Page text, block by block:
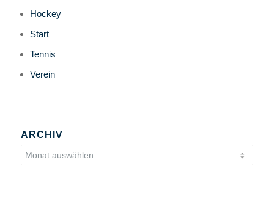
Hockey
Start
Tennis
Verein
ARCHIV